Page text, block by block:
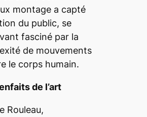
montage a capté
du public, se
fasciné par la
de mouvements
le corps humain.
de l’art
Rouleau,